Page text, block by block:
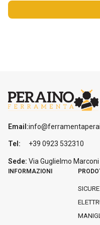
Email:
Tel:
Sede:
+39 0923 532310
Via Guglielmo
INFORMAZIONI